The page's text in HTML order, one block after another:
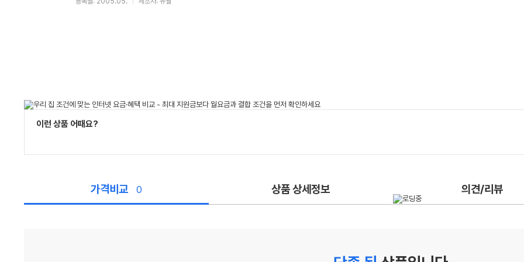
이런 상품 어때요?
가격비교 0 상품 상세정보 의견/리뷰